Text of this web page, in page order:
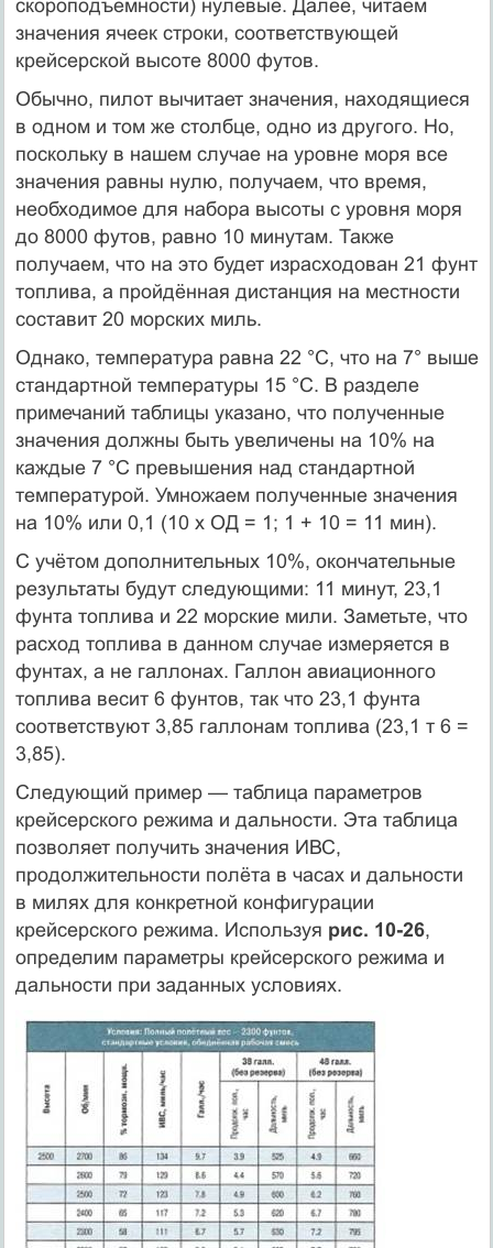
скороподъёмности) нулевые. Далее, читаем
значения ячеек строки, соответствующей
крейсерской высоте 8000 футов.
Обычно, пилот вычитает значения, находящиеся
в одном и том же столбце, одно из другого. Но,
поскольку в нашем случае на уровне моря все
значения равны нулю, получаем, что время,
необходимое для набора высоты с уровня моря
до 8000 футов, равно 10 минутам. Также
получаем, что на это будет израсходован 21 фунт
топлива, а пройдённая дистанция на местности
составит 20 морских миль.
Однако, температура равна 22 °С, что на 7° выше
стандартной температуры 15 °С. В разделе
примечаний таблицы указано, что полученные
значения должны быть увеличены на 10% на
каждые 7 °С превышения над стандартной
температурой. Умножаем полученные значения
на 10% или 0,1 (10 х ОД = 1; 1 + 10 = 11 мин).
С учётом дополнительных 10%, окончательные
результаты будут следующими: 11 минут, 23,1
фунта топлива и 22 морские мили. Заметьте, что
расход топлива в данном случае измеряется в
фунтах, а не галлонах. Галлон авиационного
топлива весит 6 фунтов, так что 23,1 фунта
соответствуют 3,85 галлонам топлива (23,1 т 6 =
3,85).
Следующий пример — таблица параметров
крейсерского режима и дальности. Эта таблица
позволяет получить значения ИВС,
продолжительности полёта в часах и дальности
в милях для конкретной конфигурации
крейсерского режима. Используя рис. 10-26,
определим параметры крейсерского режима и
дальности при заданных условиях.